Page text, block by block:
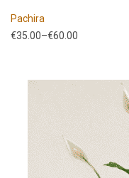
Pachira
€35.00–€60.00